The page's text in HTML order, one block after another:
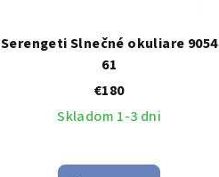
Serengeti Slnečné okuliare 9054
61
€180
Skladom 1-3 dni